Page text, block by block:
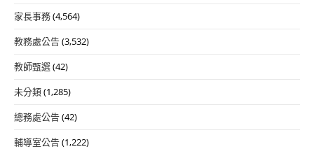
家長事務(4,564)
教務處公告(3,532)
教師甄選(42)
未分類(1,285)
總務處公告(42)
輔導室公告(1,222)